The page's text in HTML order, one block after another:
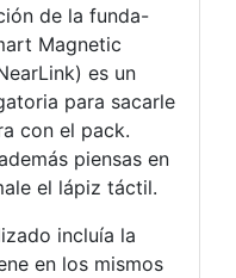
de la funda-
Magnetic
es un
para sacarle
con el pack.
piensas en
el lápiz táctil.
incluía la
en los mismos